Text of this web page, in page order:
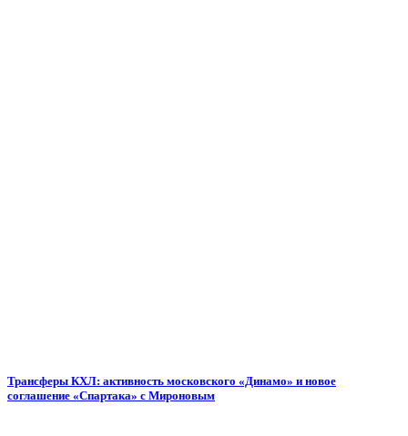
Трансферы КХЛ: активность московского «Динамо» и новое
соглашение «Спартака» с Мироновым